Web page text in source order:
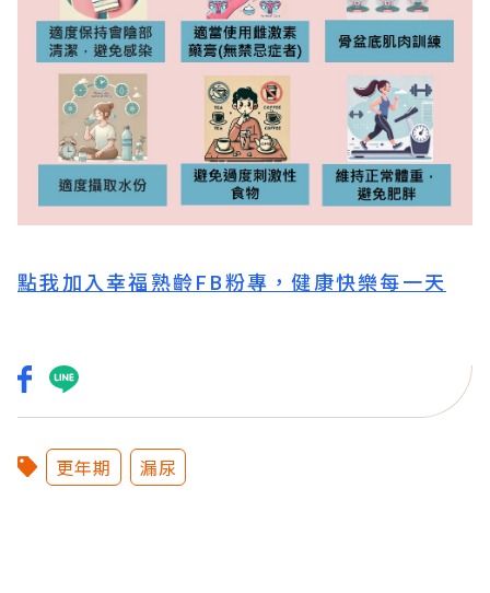
點我加入幸福熟齡FB粉專，健康快樂每一天
更年期 漏尿